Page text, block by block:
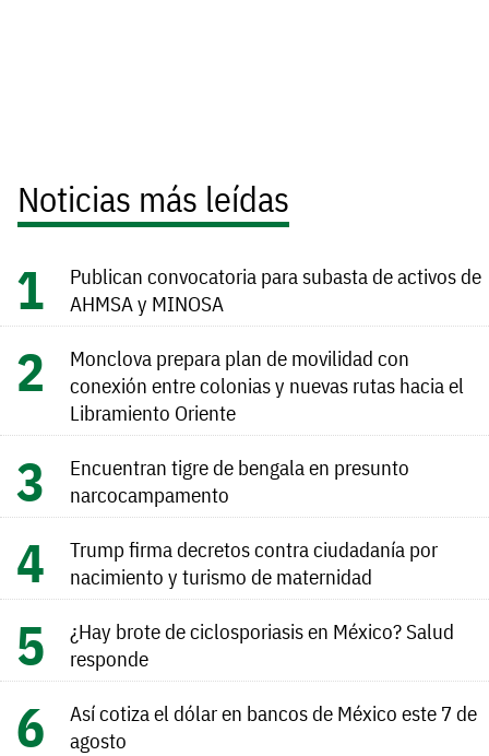
Noticias más leídas
Publican convocatoria para subasta de activos de
AHMSA y MINOSA
Monclova prepara plan de movilidad con
conexión entre colonias y nuevas rutas hacia el
Libramiento Oriente
Encuentran tigre de bengala en presunto
narcocampamento
Trump firma decretos contra ciudadanía por
nacimiento y turismo de maternidad
¿Hay brote de ciclosporiasis en México? Salud
responde
Así cotiza el dólar en bancos de México este 7 de
agosto